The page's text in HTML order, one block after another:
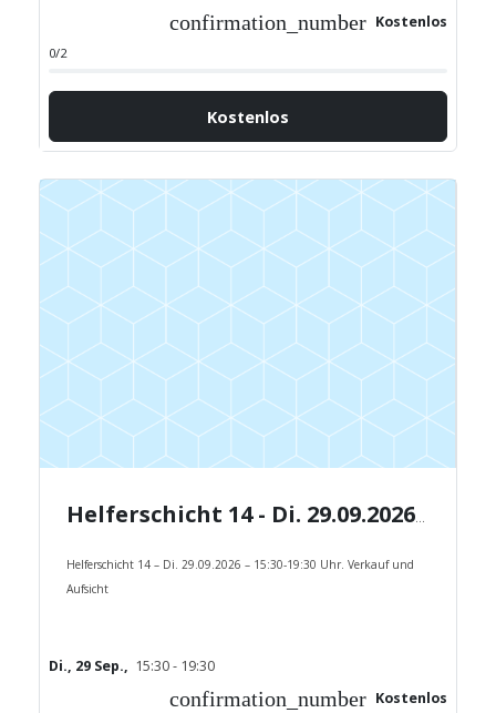
confirmation_number Kostenlos
0/2
Kostenlos
Helferschicht 14 - Di. 29.09.2026 - 15:30-19:30 Uhr.
Helferschicht 14 – Di. 29.09.2026 – 15:30-19:30 Uhr. Verkauf und
Aufsicht
Di., 29 Sep., 15:30 - 19:30
confirmation_number Kostenlos